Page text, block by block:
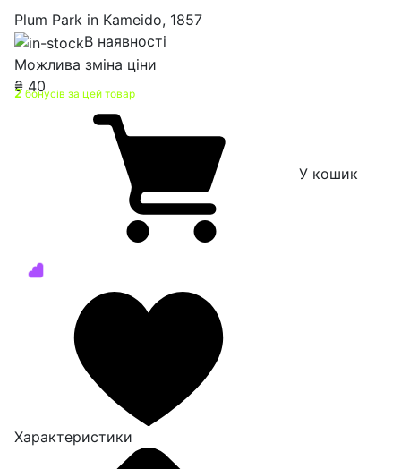
Plum Park in Kameido, 1857
В наявності
Можлива зміна ціни
₴ 40
2 бонусів за цей товар
У кошик
Характеристики